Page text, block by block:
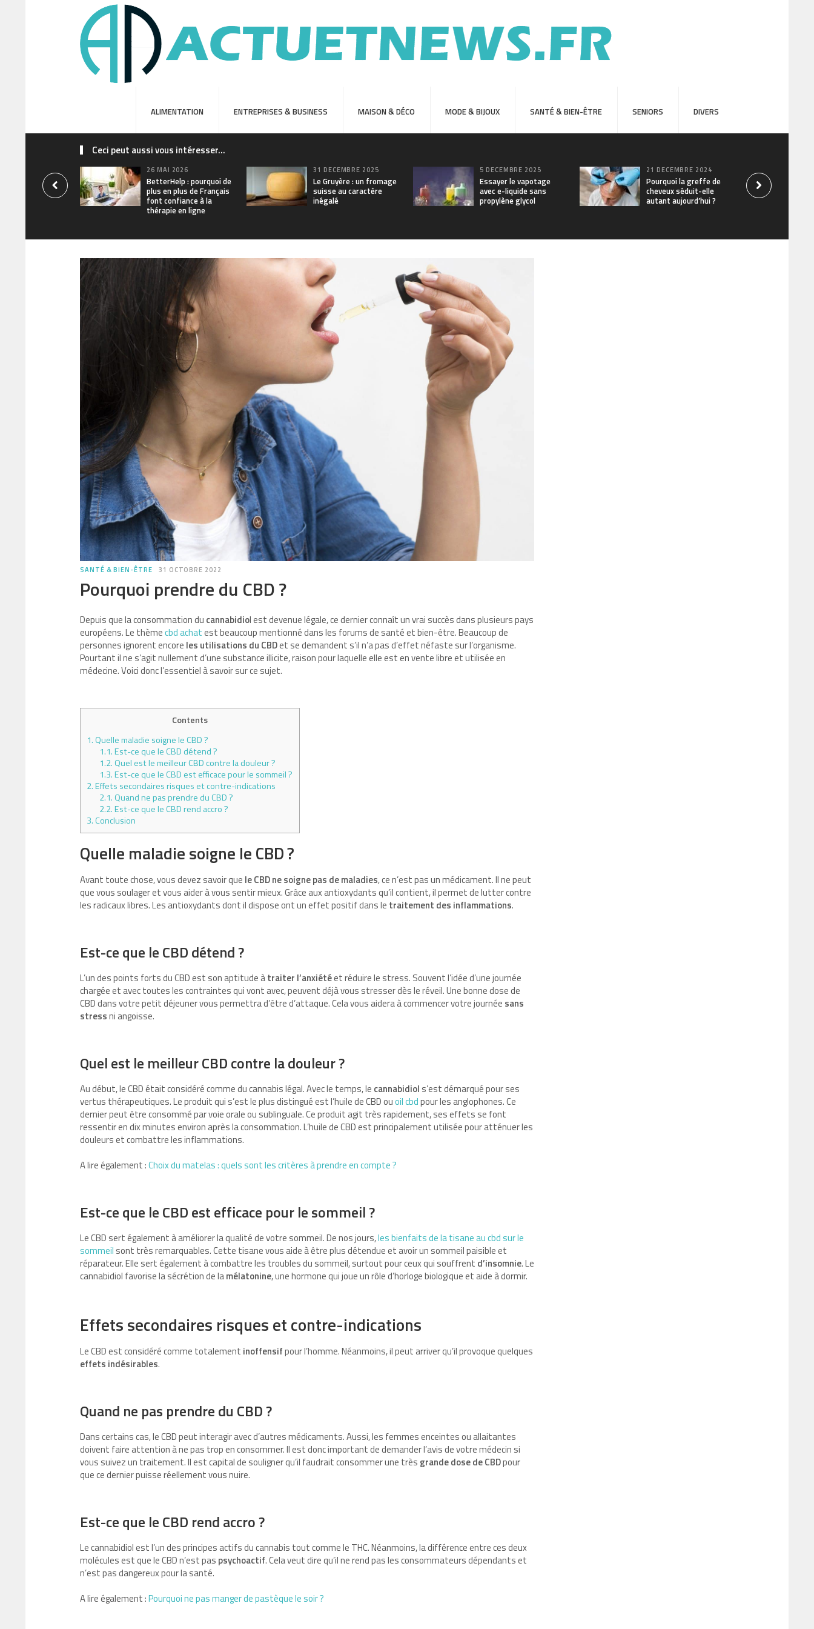
ALIMENTATION ENTREPRISES & BUSINESS MAISON & DÉCO MODE & BIJOUX SANTÉ & BIEN-ÊTRE SENIORS DIVERS
Ceci peut aussi vous intéresser...
26 MAI 2026
BetterHelp : pourquoi de
plus en plus de Français
font confiance à la
thérapie en ligne
31 DÉCEMBRE 2025
Le Gruyère : un fromage
suisse au caractère
inégalé
5 DÉCEMBRE 2025
Essayer le vapotage
avec e-liquide sans
propylène glycol
21 DÉCEMBRE 2024
Pourquoi la greffe de
cheveux séduit-elle
autant aujourd’hui ?
SANTÉ & BIEN-ÊTRE 31 OCTOBRE 2022
Pourquoi prendre du CBD ?
Depuis que la consommation du cannabidiol est devenue légale, ce dernier connaît un vrai succès dans plusieurs pays
européens. Le thèmecbd achatest beaucoup mentionné dans les forums de santé et bien-être. Beaucoup de
personnes ignorent encore les utilisations du CBDet se demandent s’il n’a pas d’effet néfaste sur l’organisme.
Pourtant il ne s’agit nullement d’une substance illicite, raison pour laquelle elle est en vente libre et utilisée en
médecine. Voici donc l’essentiel à savoir sur ce sujet.
Contents
1.Quelle maladie soigne le CBD ?
1.1.Est-ce que le CBD détend ?
1.2.Quel est le meilleur CBD contre la douleur ?
1.3.Est-ce que le CBD est efficace pour le sommeil ?
2.Effets secondaires risques et contre-indications
2.1.Quand ne pas prendre du CBD ?
2.2.Est-ce que le CBD rend accro ?
3.Conclusion
Quelle maladie soigne le CBD ?
Avant toute chose, vous devez savoir que le CBD ne soigne pas de maladies, ce n’est pas un médicament. Il ne peut
que vous soulager et vous aider à vous sentir mieux. Grâce aux antioxydants qu’il contient, il permet de lutter contre
les radicaux libres. Les antioxydants dont il dispose ont un effet positif dans le traitement des inflammations.
Est-ce que le CBD détend ?
L’un des points forts du CBD est son aptitude àtraiter l’anxiétéet réduire le stress. Souvent l’idée d’une journée
chargée et avec toutes les contraintes qui vont avec, peuvent déjà vous stresser dès le réveil. Une bonne dose de
CBD dans votre petit déjeuner vous permettra d’être d’attaque. Cela vous aidera à commencer votre journée sans
stressni angoisse.
Quel est le meilleur CBD contre la douleur ?
Au début, le CBD était considéré comme du cannabis légal. Avec le temps, le cannabidiol s’est démarqué pour ses
vertus thérapeutiques. Le produit qui s’est le plus distingué est l’huile de CBD ouoil cbdpour les anglophones. Ce
dernier peut être consommé par voie orale ou sublinguale. Ce produit agit très rapidement, ses effets se font
ressentir en dix minutes environ après la consommation. L’huile de CBD est principalement utilisée pour atténuer les
douleurs et combattre les inflammations.
A lire également :Choix du matelas : quels sont les critères à prendre en compte ?
Est-ce que le CBD est efficace pour le sommeil ?
Le CBD sert également à améliorer la qualité de votre sommeil. De nos jours,les bienfaits de la tisane au cbd sur le
sommeil sont très remarquables. Cette tisane vous aide à être plus détendue et avoir un sommeil paisible et
réparateur. Elle sert également à combattre les troubles du sommeil, surtout pour ceux qui souffrent d’insomnie. Le
cannabidiol favorise la sécrétion de lamélatonine, une hormone qui joue un rôle d’horloge biologique et aide à dormir.
Effets secondaires risques et contre-indications
Le CBD est considéré comme totalement inoffensifpour l’homme. Néanmoins, il peut arriver qu’il provoque quelques
effets indésirables.
Quand ne pas prendre du CBD ?
Dans certains cas, le CBD peut interagir avec d’autres médicaments. Aussi, les femmes enceintes ou allaitantes
doivent faire attention à ne pas trop en consommer. Il est donc important de demander l’avis de votre médecin si
vous suivez un traitement. Il est capital de souligner qu’il faudrait consommer une très grande dose de CBDpour
que ce dernier puisse réellement vous nuire.
Est-ce que le CBD rend accro ?
Le cannabidiol est l’un des principes actifs du cannabis tout comme le THC. Néanmoins, la différence entre ces deux
molécules est que le CBD n’est pas psychoactif. Cela veut dire qu’il ne rend pas les consommateurs dépendants et
n’est pas dangereux pour la santé.
A lire également :Pourquoi ne pas manger de pastèque le soir ?